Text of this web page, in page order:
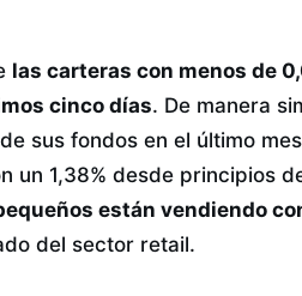
las carteras con menos de
cinco días. De manera
sus fondos en el último
un 1,38% desde principios
están vendiendo
del sector retail.